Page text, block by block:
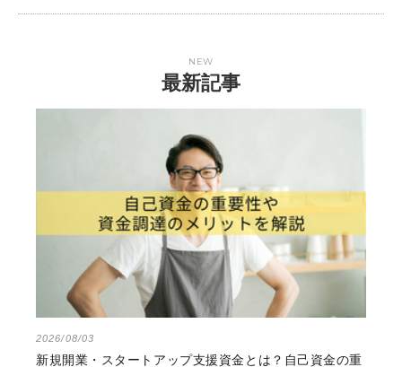
NEW
最新記事
2026/08/03
新規開業・スタートアップ支援資金とは？自己資金の重